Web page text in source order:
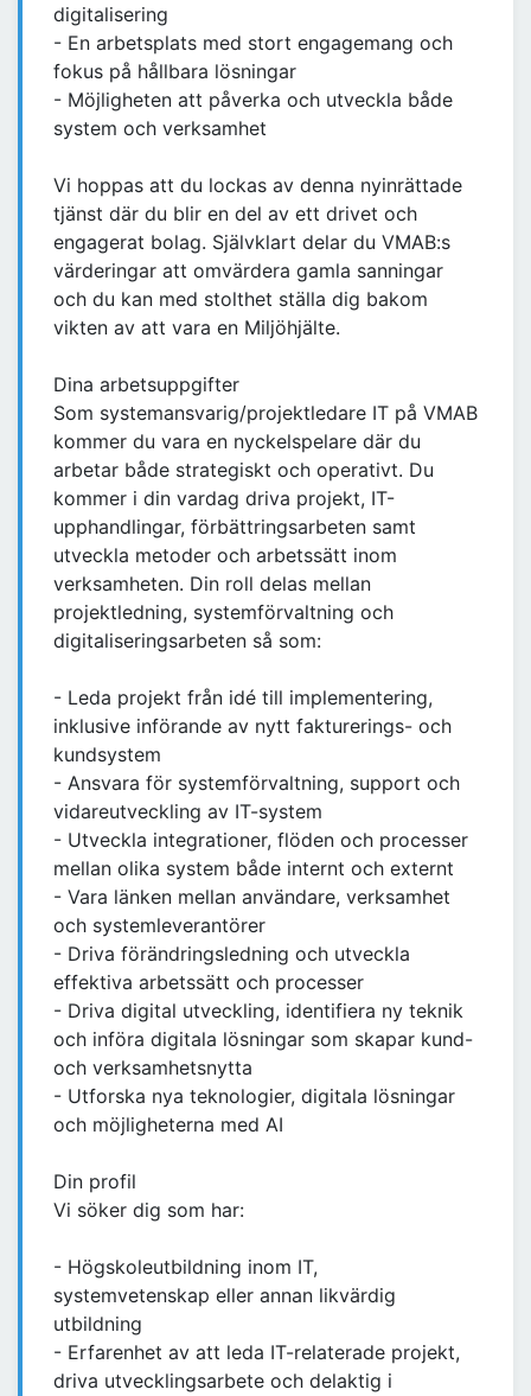
digitalisering
- En arbetsplats med stort engagemang och
fokus på hållbara lösningar
- Möjligheten att påverka och utveckla både
system och verksamhet
Vi hoppas att du lockas av denna nyinrättade
tjänst där du blir en del av ett drivet och
engagerat bolag. Självklart delar du VMAB:s
värderingar att omvärdera gamla sanningar
och du kan med stolthet ställa dig bakom
vikten av att vara en Miljöhjälte.
Dina arbetsuppgifter
Som systemansvarig/projektledare IT på VMAB
kommer du vara en nyckelspelare där du
arbetar både strategiskt och operativt. Du
kommer i din vardag driva projekt, IT-
upphandlingar, förbättringsarbeten samt
utveckla metoder och arbetssätt inom
verksamheten. Din roll delas mellan
projektledning, systemförvaltning och
digitaliseringsarbeten så som:
- Leda projekt från idé till implementering,
inklusive införande av nytt fakturerings- och
kundsystem
- Ansvara för systemförvaltning, support och
vidareutveckling av IT-system
- Utveckla integrationer, flöden och processer
mellan olika system både internt och externt
- Vara länken mellan användare, verksamhet
och systemleverantörer
- Driva förändringsledning och utveckla
effektiva arbetssätt och processer
- Driva digital utveckling, identifiera ny teknik
och införa digitala lösningar som skapar kund-
och verksamhetsnytta
- Utforska nya teknologier, digitala lösningar
och möjligheterna med AI
Din profil
Vi söker dig som har:
- Högskoleutbildning inom IT,
systemvetenskap eller annan likvärdig
utbildning
- Erfarenhet av att leda IT-relaterade projekt,
driva utvecklingsarbete och delaktig i